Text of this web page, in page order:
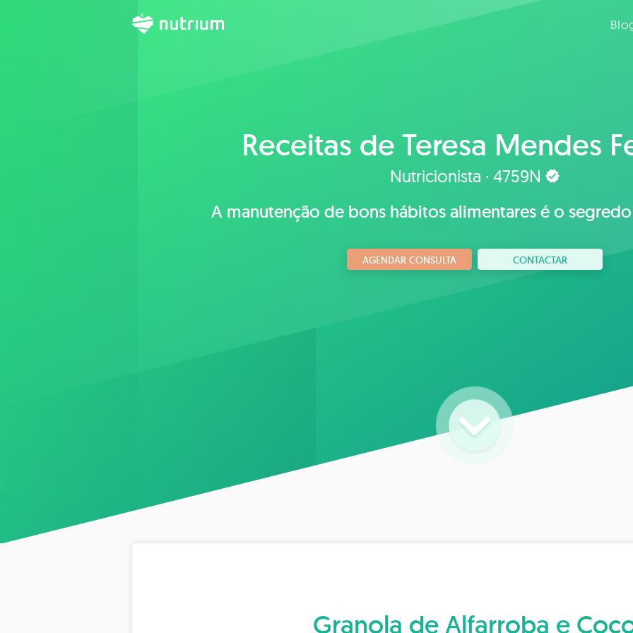
Receitas de Teresa Mendes
Nutricionista · 4759N
A manutenção de bons hábitos alimentares é o
AGENDAR CONSULTA CONTACTAR
Granola de Alfarroba e